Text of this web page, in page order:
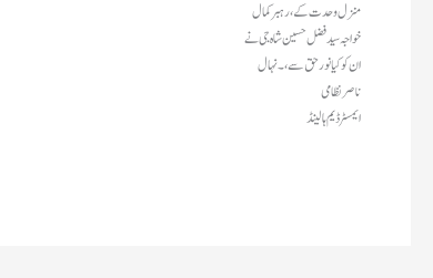
منزل وحدت کے ، رہبر کمال
خواجہ سید فضل حسین شاہ جی نے
ان کو کیا نور حق سے،۔ نہال
ناصر نظامی
ایمسٹرڈیم ہالینڈ